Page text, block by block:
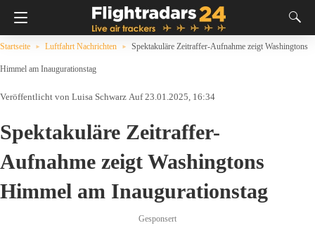
Startseite Luftfahrt Nachrichten Spektakuläre Zeitraffer-Aufnahme zeigt Washingtons
Himmel am Inaugurationstag
Luisa Schwarz Auf 23.01.2025, 16:34
Spektakuläre Zeitraffer-
Aufnahme zeigt Washingtons
Himmel am Inaugurationstag
Gesponsert